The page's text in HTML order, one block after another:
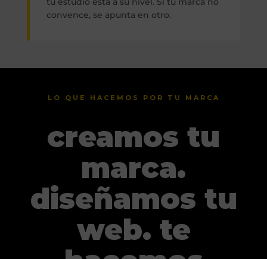
convence, se apunta en otro.
LO QUE HACEMOS POR TU MARCA
creamos tu
marca.
diseñamos tu
web. te